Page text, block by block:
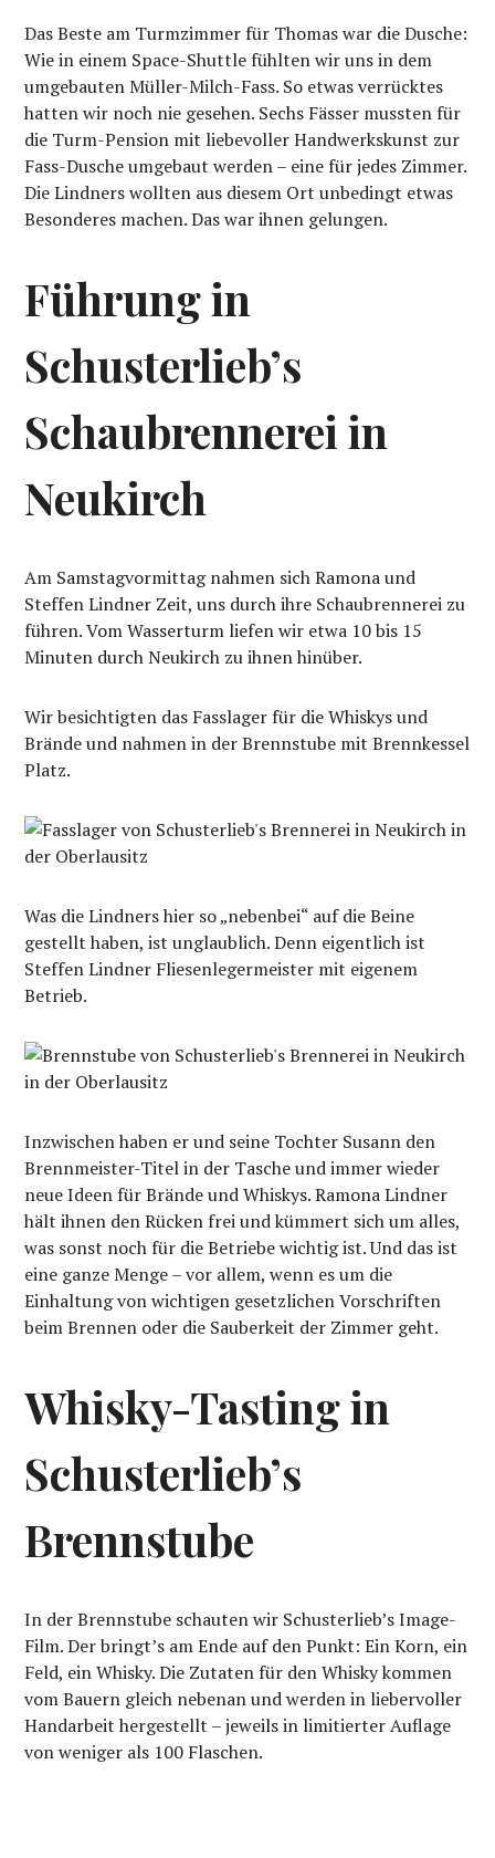
Das Beste am Turmzimmer für Thomas war die Dusche:
Wie in einem Space-Shuttle fühlten wir uns in dem
umgebauten Müller-Milch-Fass. So etwas verrücktes
hatten wir noch nie gesehen. Sechs Fässer mussten für
die Turm-Pension mit liebevoller Handwerkskunst zur
Fass-Dusche umgebaut werden – eine für jedes Zimmer.
Die Lindners wollten aus diesem Ort unbedingt etwas
Besonderes machen. Das war ihnen gelungen.
Führung in
Schusterlieb’s
Schaubrennerei in
Neukirch
Am Samstagvormittag nahmen sich Ramona und
Steffen Lindner Zeit, uns durch ihre Schaubrennerei zu
führen. Vom Wasserturm liefen wir etwa 10 bis 15
Minuten durch Neukirch zu ihnen hinüber.
Wir besichtigten das Fasslager für die Whiskys und
Brände und nahmen in der Brennstube mit Brennkessel
Platz.
Was die Lindners hier so „nebenbei“ auf die Beine
gestellt haben, ist unglaublich. Denn eigentlich ist
Steffen Lindner Fliesenlegermeister mit eigenem
Betrieb.
Inzwischen haben er und seine Tochter Susann den
Brennmeister-Titel in der Tasche und immer wieder
neue Ideen für Brände und Whiskys. Ramona Lindner
hält ihnen den Rücken frei und kümmert sich um alles,
was sonst noch für die Betriebe wichtig ist. Und das ist
eine ganze Menge – vor allem, wenn es um die
Einhaltung von wichtigen gesetzlichen Vorschriften
beim Brennen oder die Sauberkeit der Zimmer geht.
Whisky-Tasting in
Schusterlieb’s
Brennstube
In der Brennstube schauten wir Schusterlieb’s Image-
Film. Der bringt’s am Ende auf den Punkt: Ein Korn, ein
Feld, ein Whisky. Die Zutaten für den Whisky kommen
vom Bauern gleich nebenan und werden in liebervoller
Handarbeit hergestellt – jeweils in limitierter Auflage
von weniger als 100 Flaschen.